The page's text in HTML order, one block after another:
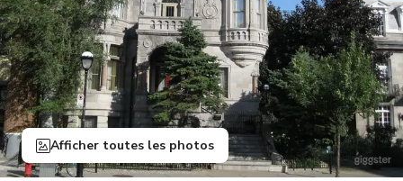
Afficher toutes les photos